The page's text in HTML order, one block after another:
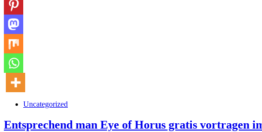
Uncategorized
Entsprechend man Eye of Horus gratis vortragen